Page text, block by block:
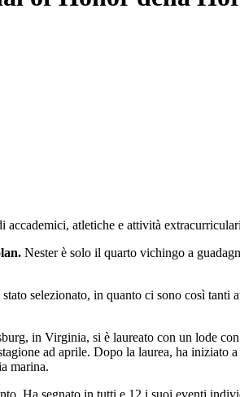
accademici, atletiche e attività
Nester è solo il quarto vichingo a
stato selezionato, in quanto ci sono così tanti
in Virginia, si è laureato con un lode
ad aprile. Dopo la laurea, ha iniziato
marina.